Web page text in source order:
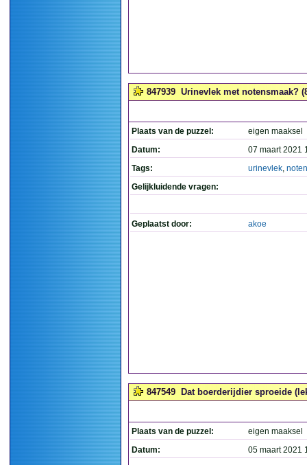
847939 Urinevlek met notensmaak?
Plaats van de puzzel:
eigen maaksel
Datum:
07 maart 2021
Tags:
urinevlek,
Gelijkluidende vragen:
Geplaatst door: akoe
847549 Dat boerderijdier sproeide
Plaats van de puzzel:
eigen maaksel
Datum:
05 maart 2021